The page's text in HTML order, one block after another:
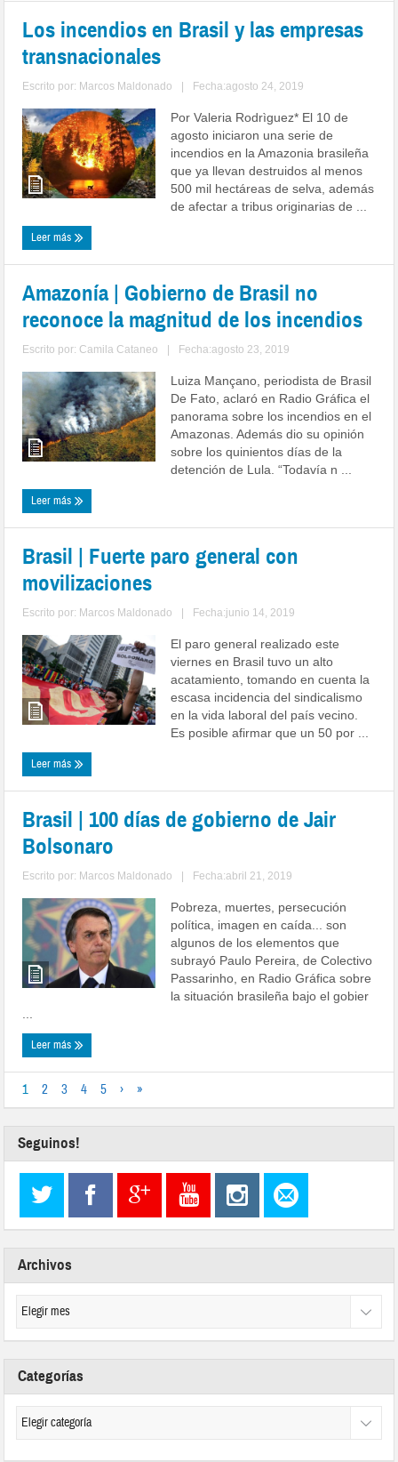
Los incendios en Brasil y las empresas
transnacionales
Escrito por: Marcos Maldonado Fecha:agosto 24, 2019
Por Valeria Rodrìguez* El 10 de
agosto iniciaron una serie de
incendios en la Amazonia brasileña
que ya llevan destruidos al menos
500 mil hectáreas de selva, además
de afectar a tribus originarias de ...
Leer más
Amazonía | Gobierno de Brasil no
reconoce la magnitud de los incendios
Escrito por: Camila Cataneo Fecha:agosto 23, 2019
Luiza Mançano, periodista de Brasil
De Fato, aclaró en Radio Gráfica el
panorama sobre los incendios en el
Amazonas. Además dio su opinión
sobre los quinientos días de la
detención de Lula. “Todavía n ...
Leer más
Brasil | Fuerte paro general con
movilizaciones
Escrito por: Marcos Maldonado Fecha:junio 14, 2019
El paro general realizado este
viernes en Brasil tuvo un alto
acatamiento, tomando en cuenta la
escasa incidencia del sindicalismo
en la vida laboral del país vecino.
Es posible afirmar que un 50 por ...
Leer más
Brasil | 100 días de gobierno de Jair
Bolsonaro
Escrito por: Marcos Maldonado Fecha:abril 21, 2019
Pobreza, muertes, persecución
política, imagen en caída... son
algunos de los elementos que
subrayó Paulo Pereira, de Colectivo
Passarinho, en Radio Gráfica sobre
la situación brasileña bajo el gobier
...
Leer más
1 2 3 4 5 › »
Seguinos!
Archivos
Categorías